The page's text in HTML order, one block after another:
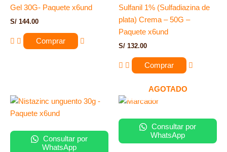
Gel 30G- Paquete x6und
S/ 144.00
Comprar
Sulfanil 1% (Sulfadiazina de
plata) Crema – 50G –
Paquete x6und
S/ 132.00
Comprar
Consultar por
WhatsApp
AGOTADO
Consultar por
WhatsApp